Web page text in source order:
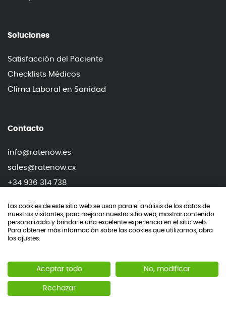
Soluciones
Satisfacción del Paciente
Checklists Médicos
Clima Laboral en Sanidad
Contacto
info@ratenow.es
sales@ratenow.cx
+34 936 314 738
© RateNow 2026
NPS®, Net Promoter® & Net Promoter® Score are registered
trademarks of Systems, Inc., Bain & Company and Fred
Reichheld
Las cookies de este sitio web se usan para el análisis de los datos de
nuestros visitantes, para mejorar nuestro sitio web, mostrar contenido
personalizado y brindarle una excelente experiencia en el sitio web.
Para obtener más información sobre las cookies que utilizamos, abra
los ajustes.
Aceptar todo No, modificar
Rechazar